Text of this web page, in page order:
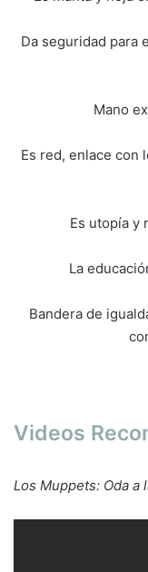
Da seguridad para
Mano
Es red, enlace con
Es utopía y
La
Bandera de
Videos
Los Muppets: Oda a